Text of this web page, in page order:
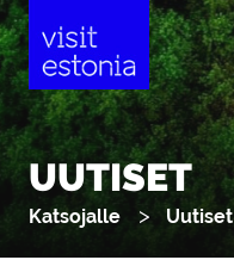
UUTISET
Katsojalle Uutiset